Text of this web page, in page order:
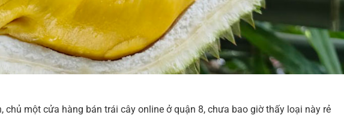
chủ một cửa hàng bán trái cây online ở quận 8, chưa bao giờ thấy loại này rẻ